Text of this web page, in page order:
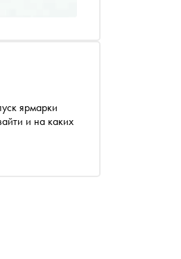
ярмарки
и на каких